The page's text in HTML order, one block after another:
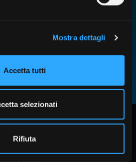
Mostra dettagli
Accetta tutti
selezionati
Rifiuta
un valor de referencia en
del implante y otro
posible evaluar el grado de
saber más?
servicio
con toda la información